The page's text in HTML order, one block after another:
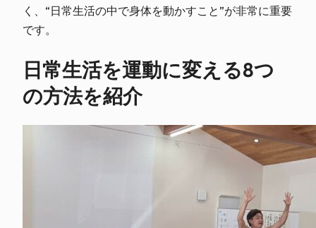
く、“日常生活の中で身体を動かすこと”が非常に重要
です。
日常生活を運動に変える8つ
の方法を紹介